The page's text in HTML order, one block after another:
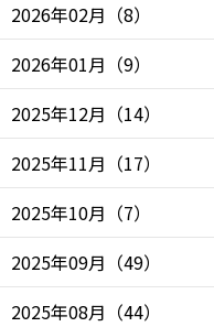
2026年02月 （8）
2026年01月 （9）
2025年12月 （14）
2025年11月 （17）
2025年10月 （7）
2025年09月 （49）
2025年08月 （44）